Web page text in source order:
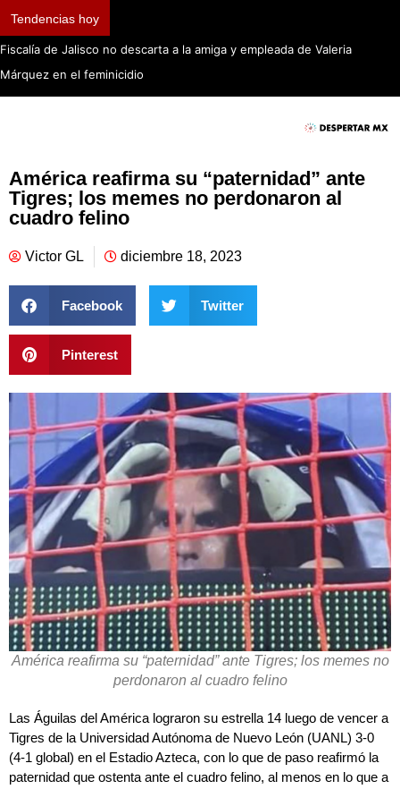
Tendencias hoy
Casos de ciclosporiasis no representan un brote: Secretaría de
Tigres; los memes no perdonaron al
cuadro felino
Pinterest
América reafirma su “paternidad” ante Tigres; los memes no
perdonaron al cuadro felino
Tigres de la Universidad Autónoma de Nuevo León (UANL) 3-0
(4-1 global) en el Estadio Azteca, con lo que de paso reafirmó la
paternidad que ostenta ante el cuadro felino, al menos en lo que a
finales se refiere.